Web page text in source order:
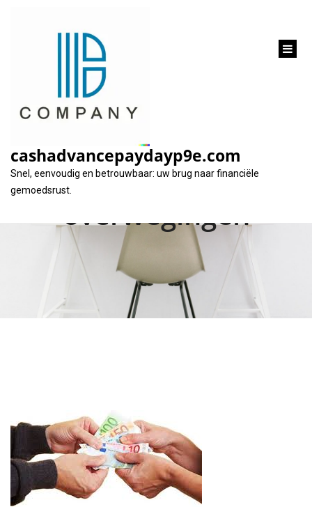
cashadvancepaydayp9e.com
Snel, eenvoudig en betrouwbaar: uw brug naar financiële
gemoedsrust.
Geld lenen op de
zwarte lijst:
Mogelijkheden en
overwegingen